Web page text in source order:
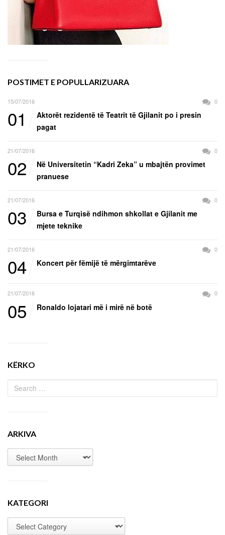
POSTIMET E POPULLARIZUARA
15/07/2016 0
01
Aktorët rezidentë të Teatrit të Gjilanit po i presin
pagat
21/07/2016 0
02
Në Universitetin “Kadri Zeka” u mbajtën provimet
pranuese
21/07/2016 0
03
Bursa e Turqisë ndihmon shkollat e Gjilanit me
mjete teknike
21/07/2016 0
04 Koncert për fëmijë të mërgimtarëve
21/07/2016 0
05 Ronaldo lojatari më i mirë në botë
KËRKO
ARKIVA
KATEGORI